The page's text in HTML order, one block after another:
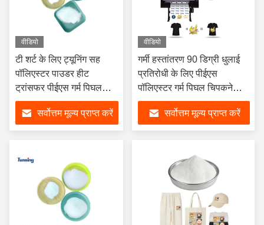
वीडियो
टी शर्ट के लिए ट्यूनिंग सह
पॉलिएस्टर पाउडर हीट
ट्रांसफर पीईएस गर्म पिघल
चिपकने वाला पाउडर
सर्वोत्तम मूल्य प्राप्त करें
वीडियो
गर्मी हस्तांतरण 90 डिग्री धुलाई
प्रतिरोधी के लिए पीईएस
पॉलिएस्टर गर्म पिघल चिपकने
वाला पाउडर:
सर्वोत्तम मूल्य प्राप्त करें